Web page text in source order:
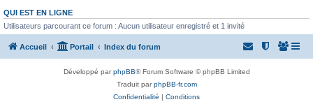
QUI EST EN LIGNE
Utilisateurs parcourant ce forum : Aucun utilisateur enregistré et 1 invité
Accueil Portail Index du forum
Développé parphpBB® Forum Software © phpBB Limited
Traduit parphpBB-fr.com
Confidentialité | Conditions